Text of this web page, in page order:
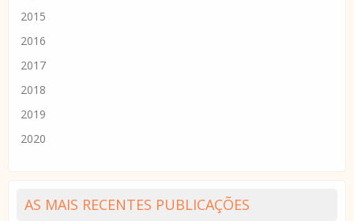
2015
2016
2017
2018
2019
2020
AS MAIS RECENTES PUBLICAÇÕES